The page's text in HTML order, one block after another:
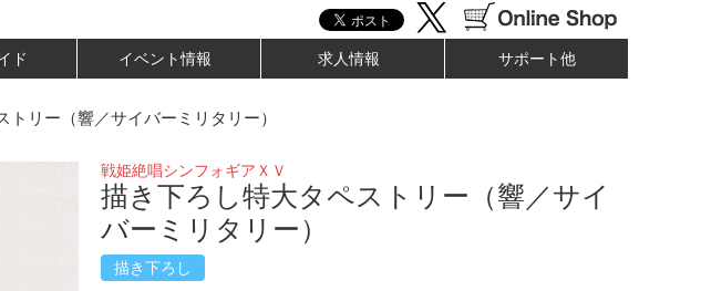
ド イベント情報 求人情報 サポート他
リー（響／サイバーミリタリー）
戦姫絶唱シンフォギアＸＶ
描き下ろし特大タペストリー（響／サイ
バーミリタリー）
描き下ろし